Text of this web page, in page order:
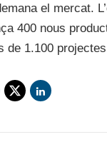
el mercat.
400 nous
de 1.100